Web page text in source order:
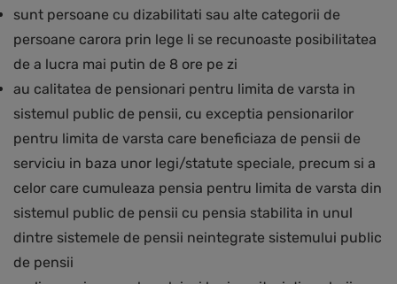
sunt persoane cu dizabilitati sau alte categorii de
persoane carora prin lege li se recunoaste posibilitatea
de a lucra mai putin de 8 ore pe zi
au calitatea de pensionari pentru limita de varsta in
sistemul public de pensii, cu exceptia pensionarilor
pentru limita de varsta care beneficiaza de pensii de
serviciu in baza unor legi/statute speciale, precum si a
celor care cumuleaza pensia pentru limita de varsta din
sistemul public de pensii cu pensia stabilita in unul
dintre sistemele de pensii neintegrate sistemului public
de pensii